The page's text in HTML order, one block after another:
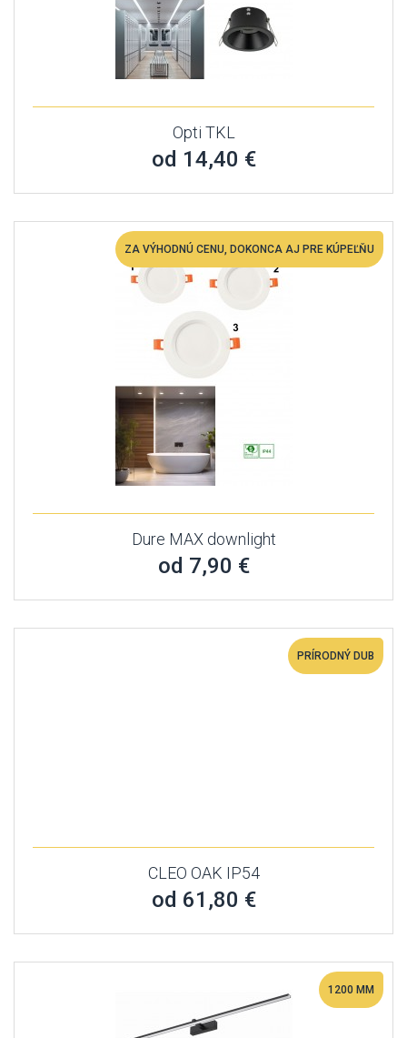
Opti TKL
od 14,40 €
ZA VÝHODNÚ CENU, DOKONCA AJ PRE KÚPEĽŇU
Dure MAX downlight
od 7,90 €
PRÍRODNÝ DUB
CLEO OAK IP54
od 61,80 €
1200 MM